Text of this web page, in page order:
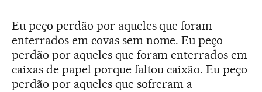
Eu peço perdão por aqueles que foram
enterrados em covas sem nome. Eu peço
perdão por aqueles que foram enterrados em
caixas de papel porque faltou caixão. Eu peço
perdão por aqueles que sofreram a